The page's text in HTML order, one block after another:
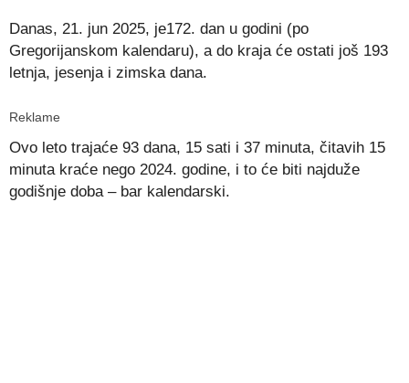
Danas, 21. jun 2025, je172. dan u godini (po
Gregorijanskom kalendaru), a do kraja će ostati još 193
letnja, jesenja i zimska dana.
Reklame
Ovo leto trajaće 93 dana, 15 sati i 37 minuta, čitavih 15
minuta kraće nego 2024. godine, i to će biti najduže
godišnje doba – bar kalendarski.